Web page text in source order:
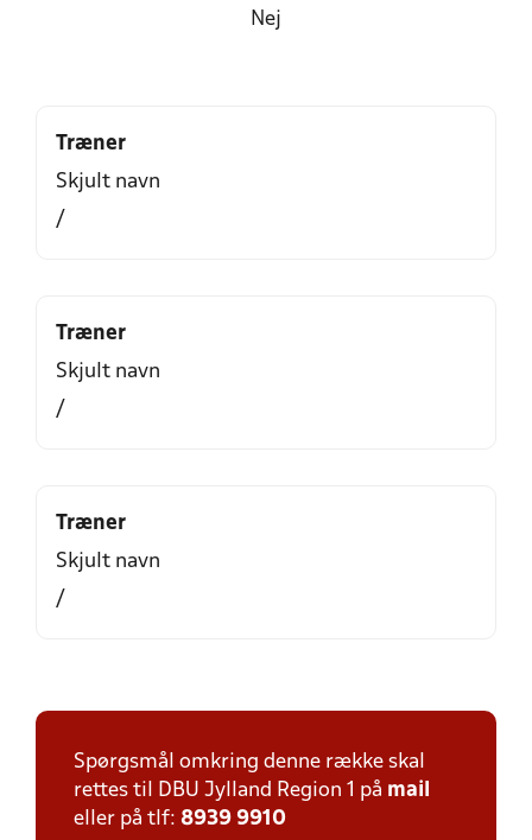
Nej
Træner
Skjult navn
/
Træner
Skjult navn
/
Træner
Skjult navn
/
Spørgsmål omkring denne række skal
rettes til DBU Jylland Region 1 på mail
eller på tlf: 8939 9910